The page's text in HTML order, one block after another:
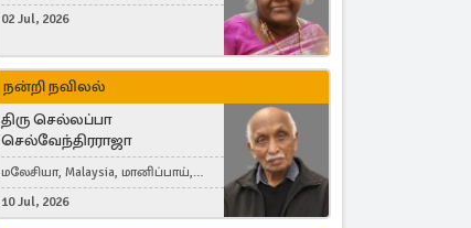
தங்காலை, London, United Kingdom
02 Jul, 2026
நன்றி நவிலல்
திரு செல்லப்பா
செல்வேந்திரராஜா
மலேசியா, Malaysia, மானிப்பாய்,
Duisburg, Germany, London, United
Kingdom
10 Jul, 2026